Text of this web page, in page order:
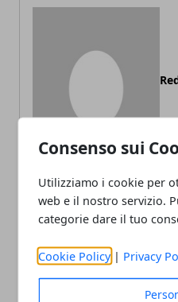
Consenso sui
Utilizziamo i cookie per
web e il nostro servizio.
categorie dare il tuo
Cookie Policy | Privacy
ARTICOLI CORRELATI